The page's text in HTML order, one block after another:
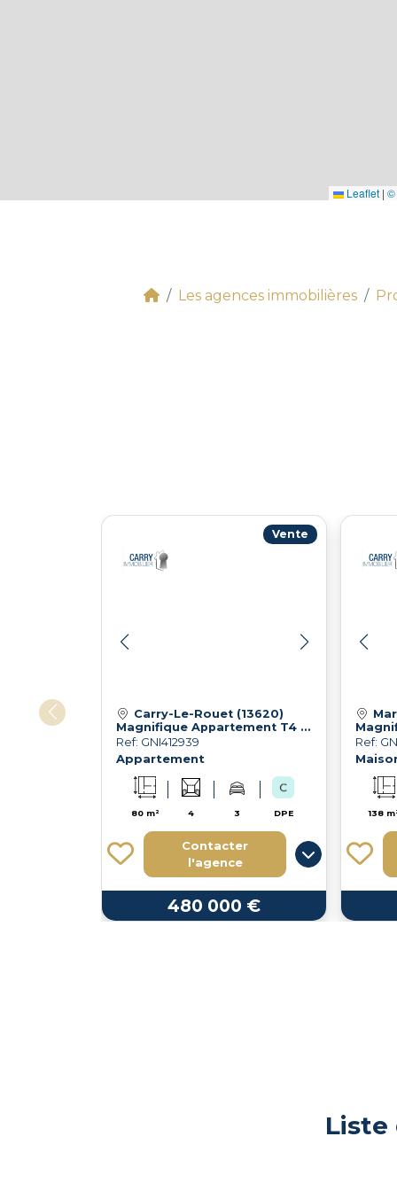
Leaflet | ©
Les agences immobilières
Vente
Carry-Le-Rouet (13620)
Magnifique Appartement T4 en plein centre ville de Carry le Rouet
Ref: GNI412939
Appartement
80 m² 4 3 DPE
Contacter
l'agence
480 000 €
Ref:
138
Liste